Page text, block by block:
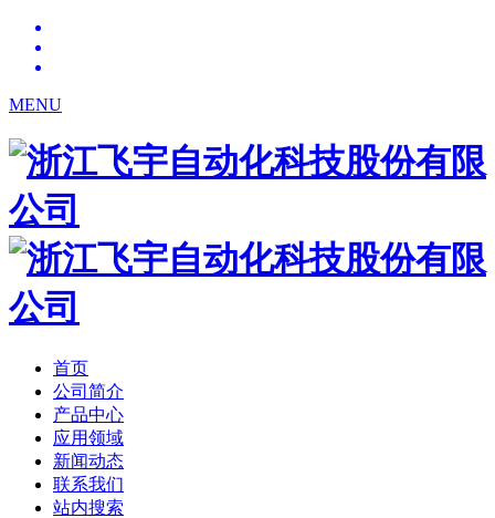
MENU
首页
公司简介
产品中心
应用领域
新闻动态
联系我们
站内搜索